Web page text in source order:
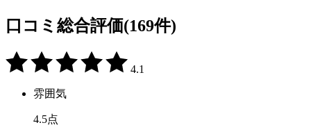
口コミ総合評価(169件)
4.1
雰囲気
4.5点